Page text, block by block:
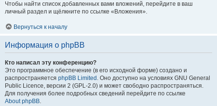
Чтобы найти список добавленных вами вложений, перейдите в ваш
личный раздел и щёлкните по ссылке «Вложения».
Вернуться к началу
Информация о phpBB
Кто написал эту конференцию?
Это программное обеспечение (в его исходной форме) создано и
распространяется phpBB Limited . Оно доступно на условиях GNU General
Public Licence, версии 2 (GPL-2.0) и может свободно распространяться.
Для получения более подробных сведений перейдите по ссылке
About phpBB.